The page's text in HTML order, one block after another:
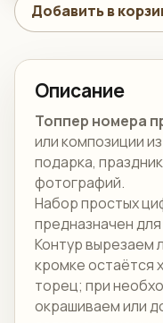
Добавить в
Описание
Топпер номера
или композиции
подарка,
фотографий.
Набор простых
предназначен
Контур вырезаем
кромке остаётся
торец; при
окрашиваем или